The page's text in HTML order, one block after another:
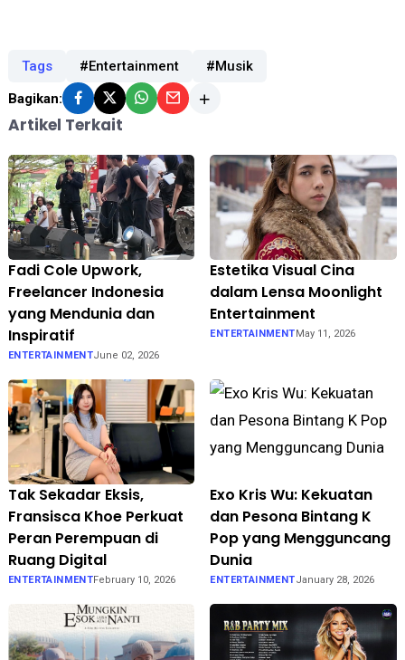
Tags #Entertainment #Musik
Bagikan:
Artikel Terkait
Fadi Cole Upwork,
Freelancer Indonesia
yang Mendunia dan
Inspiratif
ENTERTAINMENTJune 02, 2026
Estetika Visual Cina
dalam Lensa Moonlight
Entertainment
ENTERTAINMENTMay 11, 2026
Tak Sekadar Eksis,
Fransisca Khoe Perkuat
Peran Perempuan di
Ruang Digital
ENTERTAINMENTFebruary 10, 2026
Exo Kris Wu: Kekuatan
dan Pesona Bintang K
Pop yang Mengguncang
Dunia
ENTERTAINMENTJanuary 28, 2026